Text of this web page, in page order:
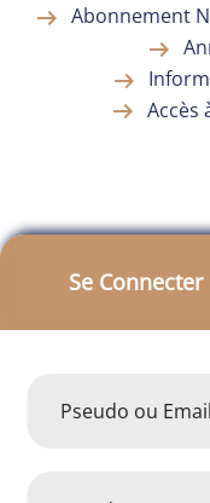
arrow_right_alt Abonnement
arrow_right_alt
arrow_right_alt
arrow_right_alt Accès
Se Connecter